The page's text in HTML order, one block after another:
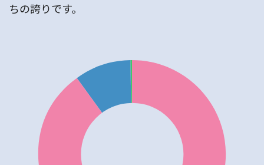
ちの誇りです。